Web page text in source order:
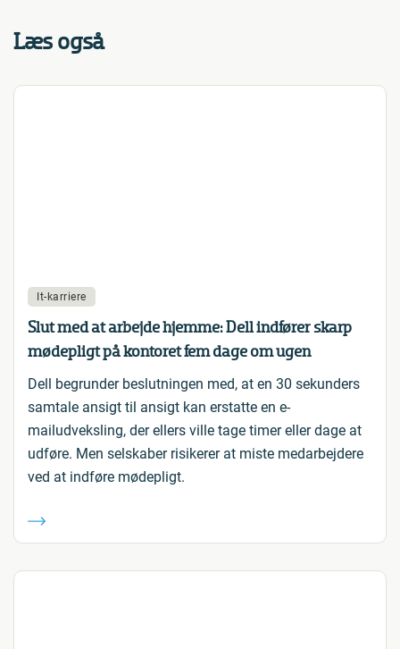
Læs også
It-karriere
Slut med at arbejde hjemme: Dell indfører skarp
mødepligt på kontoret fem dage om ugen
Dell begrunder beslutningen med, at en 30 sekunders
samtale ansigt til ansigt kan erstatte en e-
mailudveksling, der ellers ville tage timer eller dage at
udføre. Men selskaber risikerer at miste medarbejdere
ved at indføre mødepligt.